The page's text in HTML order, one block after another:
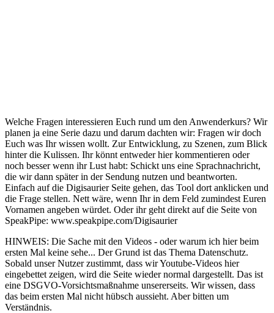
Welche Fragen interessieren Euch rund um den Anwenderkurs? Wir
planen ja eine Serie dazu und darum dachten wir: Fragen wir doch
Euch was Ihr wissen wollt. Zur Entwicklung, zu Szenen, zum Blick
hinter die Kulissen. Ihr könnt entweder hier kommentieren oder
noch besser wenn ihr Lust habt: Schickt uns eine Sprachnachricht,
die wir dann später in der Sendung nutzen und beantworten.
Einfach auf die Digisaurier Seite gehen, das Tool dort anklicken und
die Frage stellen. Nett wäre, wenn Ihr in dem Feld zumindest Euren
Vornamen angeben würdet. Oder ihr geht direkt auf die Seite von
SpeakPipe: www.speakpipe.com/Digisaurier
HINWEIS: Die Sache mit den Videos - oder warum ich hier beim
ersten Mal keine sehe... Der Grund ist das Thema Datenschutz.
Sobald unser Nutzer zustimmt, dass wir Youtube-Videos hier
eingebettet zeigen, wird die Seite wieder normal dargestellt. Das ist
eine DSGVO-Vorsichtsmaßnahme unsererseits. Wir wissen, dass
das beim ersten Mal nicht hübsch aussieht. Aber bitten um
Verständnis.